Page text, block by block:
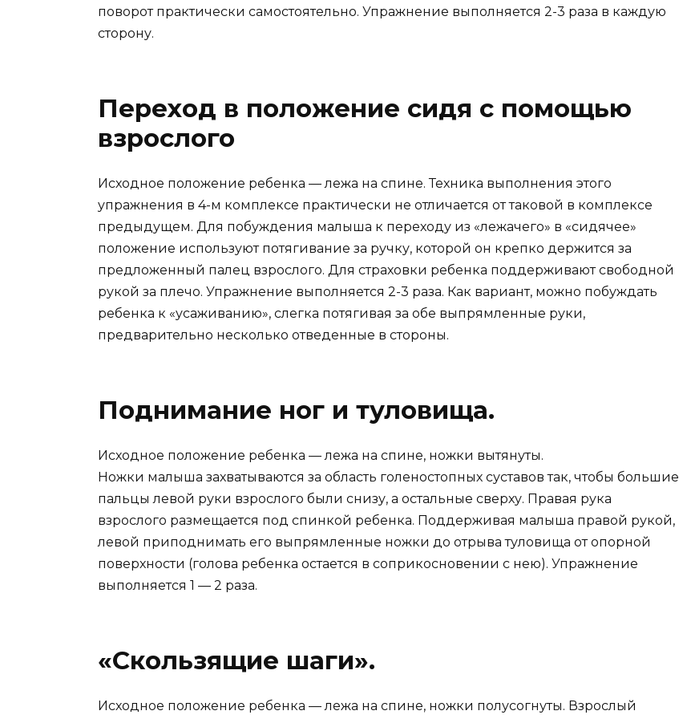
поворот практически самостоятельно. Упражнение выполняется 2-3 раза в каждую
сторону.
Переход в положение сидя с помощью
взрослого
Исходное положение ребенка — лежа на спине. Техника выполнения этого
упражнения в 4-м комплексе практически не отличается от таковой в комплексе
предыдущем. Для побуждения малыша к переходу из «лежачего» в «сидячее»
положение используют потягивание за ручку, которой он крепко держится за
предложенный палец взрослого. Для страховки ребенка поддерживают свободной
рукой за плечо. Упражнение выполняется 2-3 раза. Как вариант, можно побуждать
ребенка к «усаживанию», слегка потягивая за обе выпрямленные руки,
предварительно несколько отведенные в стороны.
Поднимание ног и туловища.
Исходное положение ребенка — лежа на спине, ножки вытянуты.
Ножки малыша захватываются за область голеностопных суставов так, чтобы большие
пальцы левой руки взрослого были снизу, а остальные сверху. Правая рука
взрослого размещается под спинкой ребенка. Поддерживая малыша правой рукой,
левой приподнимать его выпрямленные ножки до отрыва туловища от опорной
поверхности (голова ребенка остается в соприкосновении с нею). Упражнение
выполняется 1 — 2 раза.
«Скользящие шаги».
Исходное положение ребенка — лежа на спине, ножки полусогнуты. Взрослый